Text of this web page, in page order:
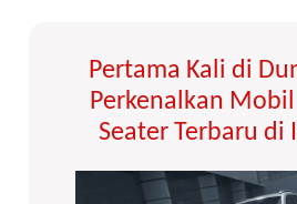
Pertama Kali di
Perkenalkan Mobil
Seater Terbaru di